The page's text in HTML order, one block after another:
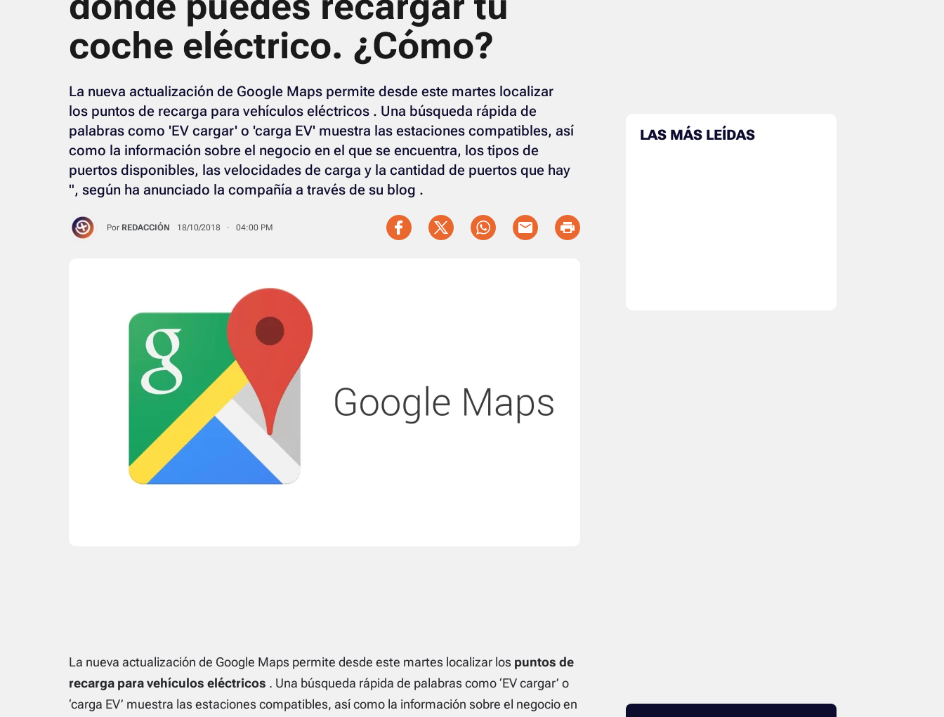
coche eléctrico. ¿Cómo?
La nueva actualización de Google Maps permite desde este martes localizar
los puntos de recarga para vehículos eléctricos . Una búsqueda rápida de
palabras como 'EV cargar' o 'carga EV' muestra las estaciones compatibles, así
como la información sobre el negocio en el que se encuentra, los tipos de
puertos disponibles, las velocidades de carga y la cantidad de puertos que hay
", según ha anunciado la compañía a través de su blog .
Por REDACCIÓN 18/10/2018 · 04:00 PM
La nueva actualización de Google Maps permite desde este martes localizar los puntos de
recarga para vehículos eléctricos . Una búsqueda rápida de palabras como ‘EV cargar’ o
‘carga EV’ muestra las estaciones compatibles, así como la información sobre el negocio en
LAS MÁS LEÍDAS